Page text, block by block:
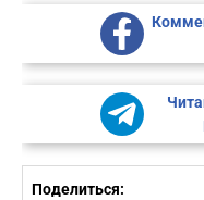
Поделиться: